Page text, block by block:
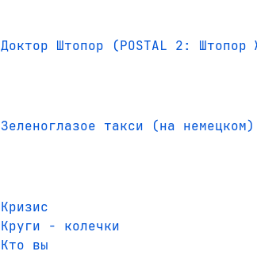
Доктор Штопор (POSTAL 2:
Зеленоглазое такси (на немецком)
Кризис
Круги - колечки
Кто вы